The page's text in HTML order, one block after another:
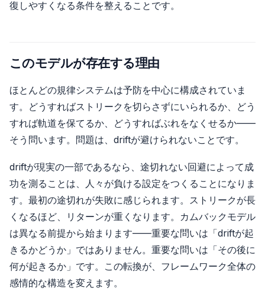
復しやすくなる条件を整えることです。
このモデルが存在する理由
ほとんどの規律システムは予防を中心に構成されていま
す。どうすればストリークを切らさずにいられるか、どう
すれば軌道を保てるか、どうすればぶれをなくせるか——
そう問います。問題は、driftが避けられないことです。
driftが現実の一部であるなら、途切れない回避によって成
功を測ることは、人々が負ける設定をつくることになりま
す。最初の途切れが失敗に感じられます。ストリークが長
くなるほど、リターンが重くなります。カムバックモデル
は異なる前提から始まります——重要な問いは「driftが起
きるかどうか」ではありません。重要な問いは「その後に
何が起きるか」です。この転換が、フレームワーク全体の
感情的な構造を変えます。